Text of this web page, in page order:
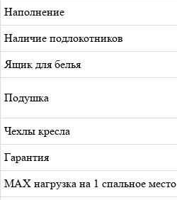
Наполнение
Наличие подлокотников
Ящик для белья
Подушка
Чехлы кресла
Гарантия
MAX нагрузка на 1 спальное место